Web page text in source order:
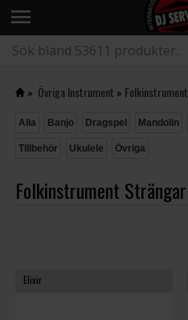
menu
» Övriga Instrument » Folkinstrument
Alla Banjo Dragspel Mandolin
Tillbehör Ukulele Övriga
Folkinstrument Strängar
Elixir